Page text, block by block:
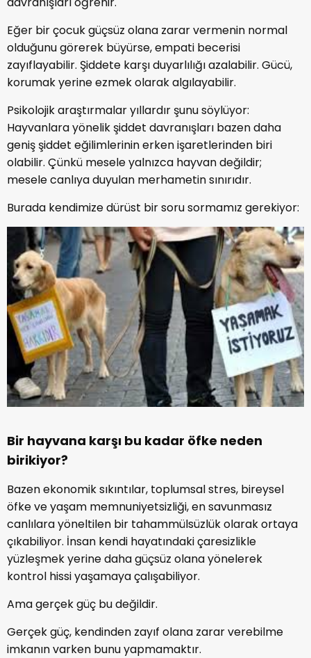
Eğer bir çocuk güçsüz olana zarar vermenin normal
olduğunu görerek büyürse, empati becerisi
zayıflayabilir. Şiddete karşı duyarlılığı azalabilir. Gücü,
korumak yerine ezmek olarak algılayabilir.
Psikolojik araştırmalar yıllardır şunu söylüyor:
Hayvanlara yönelik şiddet davranışları bazen daha
geniş şiddet eğilimlerinin erken işaretlerinden biri
olabilir. Çünkü mesele yalnızca hayvan değildir;
mesele canlıya duyulan merhametin sınırıdır.
Burada kendimize dürüst bir soru sormamız gerekiyor:
Bir hayvana karşı bu kadar öfke neden
birikiyor?
Bazen ekonomik sıkıntılar, toplumsal stres, bireysel
öfke ve yaşam memnuniyetsizliği, en savunmasız
canlılara yöneltilen bir tahammülsüzlük olarak ortaya
çıkabiliyor. İnsan kendi hayatındaki çaresizlikle
yüzleşmek yerine daha güçsüz olana yönelerek
kontrol hissi yaşamaya çalışabiliyor.
Ama gerçek güç bu değildir.
Gerçek güç, kendinden zayıf olana zarar verebilme
imkanın varken bunu yapmamaktır.